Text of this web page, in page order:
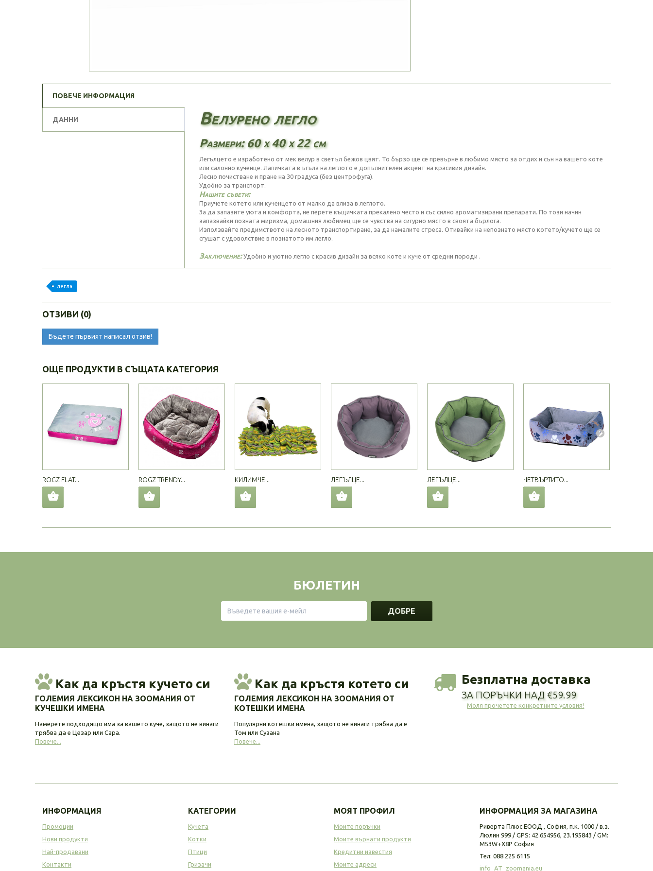
ПОВЕЧЕ ИНФОРМАЦИЯ
ДАННИ Велурено легло
Размери: 60 х 40 х 22 см
Легълцето е изработено от мек велур в светъл бежов цвят. То бързо ще се превърне в любимо място за отдих и сън на вашето коте
или салонно кученце. Лапичката в ъгъла на леглото е допълнителен акцент на красивия дизайн.
Лесно почистване и пране на 30 градуса (без центрофуга).
Удобно за транспорт.
Нашите съвети:
Приучете котето или кученцето от малко да влиза в леглото.
За да запазите уюта и комфорта, не перете къщичката прекалено често и със силно ароматизирани препарати. По този начин
запазвайки позната миризма, домашния любимец ще се чувства на сигурно място в своята бърлога.
Използвайте предимството на лесното транспортиране, за да намалите стреса. Отивайки на непознато място котето/кучето ще се
сгушат с удоволствие в познатото им легло.
Заключение:Удобно и уютно легло с красив дизайн за всяко коте и куче от средни породи .
легла
ОТЗИВИ (0)
Бъдете първият написал отзив!
ОЩЕ ПРОДУКТИ В СЪЩАТА КАТЕГОРИЯ
ROGZ FLAT... ROGZ TRENDY... КИЛИМЧЕ... ЛЕГЪЛЦЕ... ЛЕГЪЛЦЕ... ЧЕТВЪРТИТО...
БЮЛЕТИН
ДОБРЕ
Как да кръстя кучето си
ГОЛЕМИЯ ЛЕКСИКОН НА ЗООМАНИЯ ОТ
КУЧЕШКИ ИМЕНА
Намерете подходящо има за вашето куче, защото не винаги
трябва да е Цезар или Сара.
Повече...
Как да кръстя котето си
ГОЛЕМИЯ ЛЕКСИКОН НА ЗООМАНИЯ ОТ
КОТЕШКИ ИМЕНА
Популярни котешки имена, защото не винаги трябва да е
Том или Сузана
Повече...
Безплатна доставка
ЗА ПОРЪЧКИ НАД €59.99
Моля прочетете конкретните условия!
ИНФОРМАЦИЯ
Промоции
Нови продукти
Най-продавани
Контакти
КАТЕГОРИИ
Кучета
Котки
Птици
Гризачи
МОЯТ ПРОФИЛ
Моите поръчки
Моите върнати продукти
Кредитни известия
Моите адреси
ИНФОРМАЦИЯ ЗА МАГАЗИНА
Риверта Плюс ЕООД , София, п.к. 1000 / в.з.
Люлин 999 / GPS: 42.654956, 23.195843 / GM:
M53W+X8P София
Тел: 088 225 6115
info_AT_zoomania.eu